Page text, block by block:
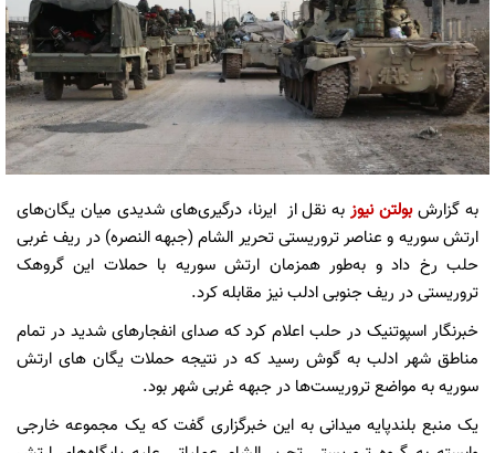
به گزارشبولتن نیوزبه نقل از ایرنا، درگیری‌های شدیدی میان یگان‌های
ارتش سوریه و عناصر تروریستی تحریر الشام (جبهه النصره) در ریف غربی
حلب رخ داد و به‌طور همزمان ارتش سوریه با حملات این گروهک
تروریستی در ریف جنوبی ادلب نیز مقابله کرد.
خبرنگار اسپوتنیک در حلب اعلام کرد که صدای انفجارهای شدید در تمام
مناطق شهر ادلب به گوش رسید که در نتیجه حملات یگان های ارتش
سوریه به مواضع تروریست‌ها در جبهه غربی شهر بود.
یک منبع بلندپایه میدانی به این خبرگزاری گفت که یک مجموعه خارجی